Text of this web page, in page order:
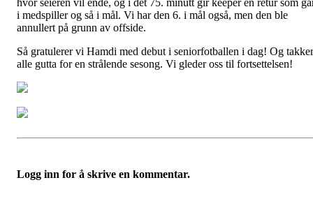
hvor seieren vil ende, og i det 75. minutt gir keeper en retur som
i medspiller og så i mål. Vi har den 6. i mål også, men den ble
annullert på grunn av offside.
Så gratulerer vi Hamdi med debut i seniorfotballen i dag! Og takker
alle gutta for en strålende sesong. Vi gleder oss til fortsettelsen!
Logg inn for å skrive en kommentar.